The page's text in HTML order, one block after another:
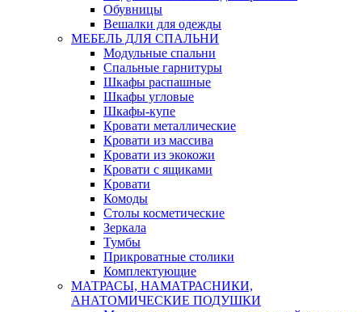
Обувницы
Вешалки для одежды
МЕБЕЛЬ ДЛЯ СПАЛЬНИ
Модульные спальни
Спальные гарнитуры
Шкафы распашные
Шкафы угловые
Шкафы-купе
Кровати металлические
Кровати из массива
Кровати из экокожи
Кровати с ящиками
Кровати
Комоды
Столы косметические
Зеркала
Тумбы
Прикроватные столики
Комплектующие
МАТРАСЫ, НАМАТРАСНИКИ,
АНАТОМИЧЕСКИЕ ПОДУШКИ